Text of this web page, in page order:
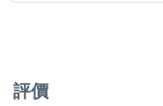
評價